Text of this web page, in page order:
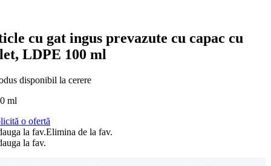
cu gat ingus prevazute cu capac cu
LDPE 100 ml
disponibil la cerere
ml
o ofertă
la fav.Elimina de la fav.
la fav.